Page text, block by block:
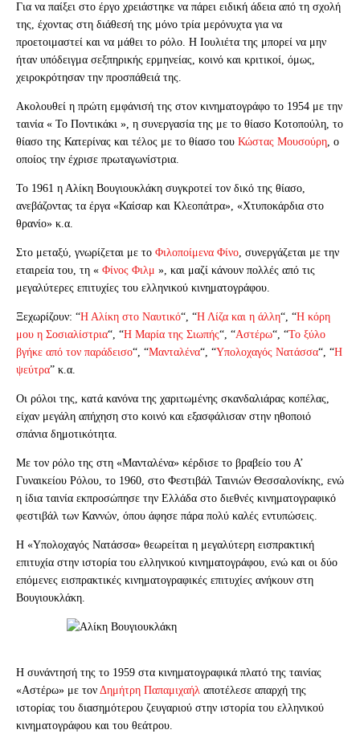
Για να παίξει στο έργο χρειάστηκε να πάρει ειδική άδεια από τη σχολή
της, έχοντας στη διάθεσή της μόνο τρία μερόνυχτα για να
προετοιμαστεί και να μάθει το ρόλο. Η Ιουλιέτα της μπορεί να μην
ήταν υπόδειγμα σεξπηρικής ερμηνείας, κοινό και κριτικοί, όμως,
χειροκρότησαν την προσπάθειά της.
Ακολουθεί η πρώτη εμφάνισή της στον κινηματογράφο το 1954 με την
ταινία « Το Ποντικάκι », η συνεργασία της με το θίασο Κοτοπούλη, το
θίασο της Κατερίνας και τέλος με το θίασο του Κώστας Μουσούρη, ο
οποίος την έχρισε πρωταγωνίστρια.
Το 1961 η Αλίκη Βουγιουκλάκη συγκροτεί τον δικό της θίασο,
ανεβάζοντας τα έργα «Καίσαρ και Κλεοπάτρα», «Χτυποκάρδια στο
θρανίο» κ.α.
Στο μεταξύ, γνωρίζεται με το Φιλοποίμενα Φίνο, συνεργάζεται με την
εταιρεία του, τη « Φίνος Φιλμ », και μαζί κάνουν πολλές από τις
μεγαλύτερες επιτυχίες του ελληνικού κινηματογράφου.
Ξεχωρίζουν: “Η Αλίκη στο Ναυτικό“, “Η Λίζα και η άλλη“, “Η κόρη
μου η Σοσιαλίστρια“, “Η Μαρία της Σιωπής“, “Αστέρω“, “Το ξύλο
βγήκε από τον παράδεισο“, “Μανταλένα“, “Υπολοχαγός Νατάσσα“, “Η
ψεύτρα” κ.α.
Οι ρόλοι της, κατά κανόνα της χαριτωμένης σκανδαλιάρας κοπέλας,
είχαν μεγάλη απήχηση στο κοινό και εξασφάλισαν στην ηθοποιό
σπάνια δημοτικότητα.
Με τον ρόλο της στη «Μανταλένα» κέρδισε το βραβείο του Α’
Γυναικείου Ρόλου, το 1960, στο Φεστιβάλ Ταινιών Θεσσαλονίκης, ενώ
η ίδια ταινία εκπροσώπησε την Ελλάδα στο διεθνές κινηματογραφικό
φεστιβάλ των Καννών, όπου άφησε πάρα πολύ καλές εντυπώσεις.
Η «Υπολοχαγός Νατάσσα» θεωρείται η μεγαλύτερη εισπρακτική
επιτυχία στην ιστορία του ελληνικού κινηματογράφου, ενώ και οι δύο
επόμενες εισπρακτικές κινηματογραφικές επιτυχίες ανήκουν στη
Βουγιουκλάκη.
Η συνάντησή της το 1959 στα κινηματογραφικά πλατό της ταινίας
«Αστέρω» με τον Δημήτρη Παπαμιχαήλ αποτέλεσε απαρχή της
ιστορίας του διασημότερου ζευγαριού στην ιστορία του ελληνικού
κινηματογράφου και του θεάτρου.